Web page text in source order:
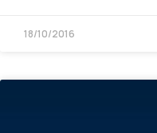
18/10/2016